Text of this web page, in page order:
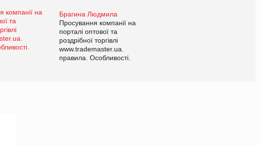
Брагина Людмила
Просування компанії на
порталі оптової та
роздрібної торгівлі
www.trademaster.ua.
правила. Особливості.